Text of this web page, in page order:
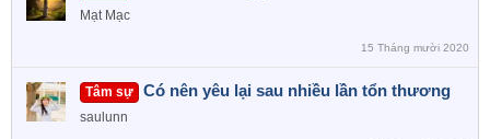
Mạt Mạc
15 Tháng mười 2020
Tâm sự Có nên yêu lại sau nhiều lần tổn thương
saulunn